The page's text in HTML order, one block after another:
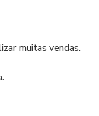
muitas vendas.